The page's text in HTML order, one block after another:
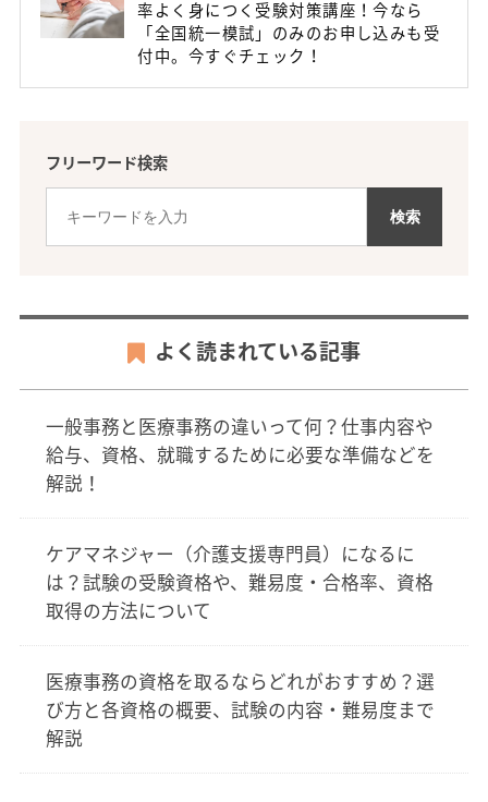
率よく身につく受験対策講座！今なら
「全国統一模試」のみのお申し込みも受
付中。今すぐチェック！
フリーワード検索
よく読まれている記事
一般事務と医療事務の違いって何？仕事内容や
給与、資格、就職するために必要な準備などを
解説！
ケアマネジャー（介護支援専門員）になるに
は？試験の受験資格や、難易度・合格率、資格
取得の方法について
医療事務の資格を取るならどれがおすすめ？選
び方と各資格の概要、試験の内容・難易度まで
解説